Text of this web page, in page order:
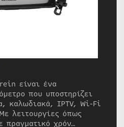
είναι ένα
που υποστηρίζει
καλωδιακά, IPTV, Wi-Fi
λειτουργίες όπως
πραγματικό χρόν…